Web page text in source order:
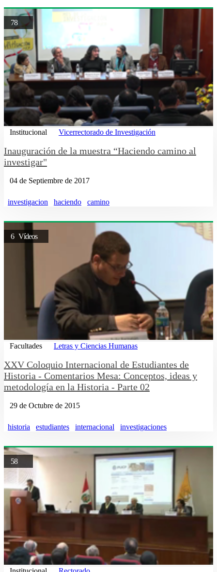
78
Institucional Vicerrectorado de Investigación
Inauguración de la muestra “Haciendo camino al
investigar"
04 de Septiembre de 2017
investigacion haciendo camino
6 Vídeos
Facultades Letras y Ciencias Humanas
XXV Coloquio Internacional de Estudiantes de
Historia - Comentarios Mesa: Conceptos, ideas y
metodología en la Historia - Parte 02
29 de Octubre de 2015
historia estudiantes internacional investigaciones
58